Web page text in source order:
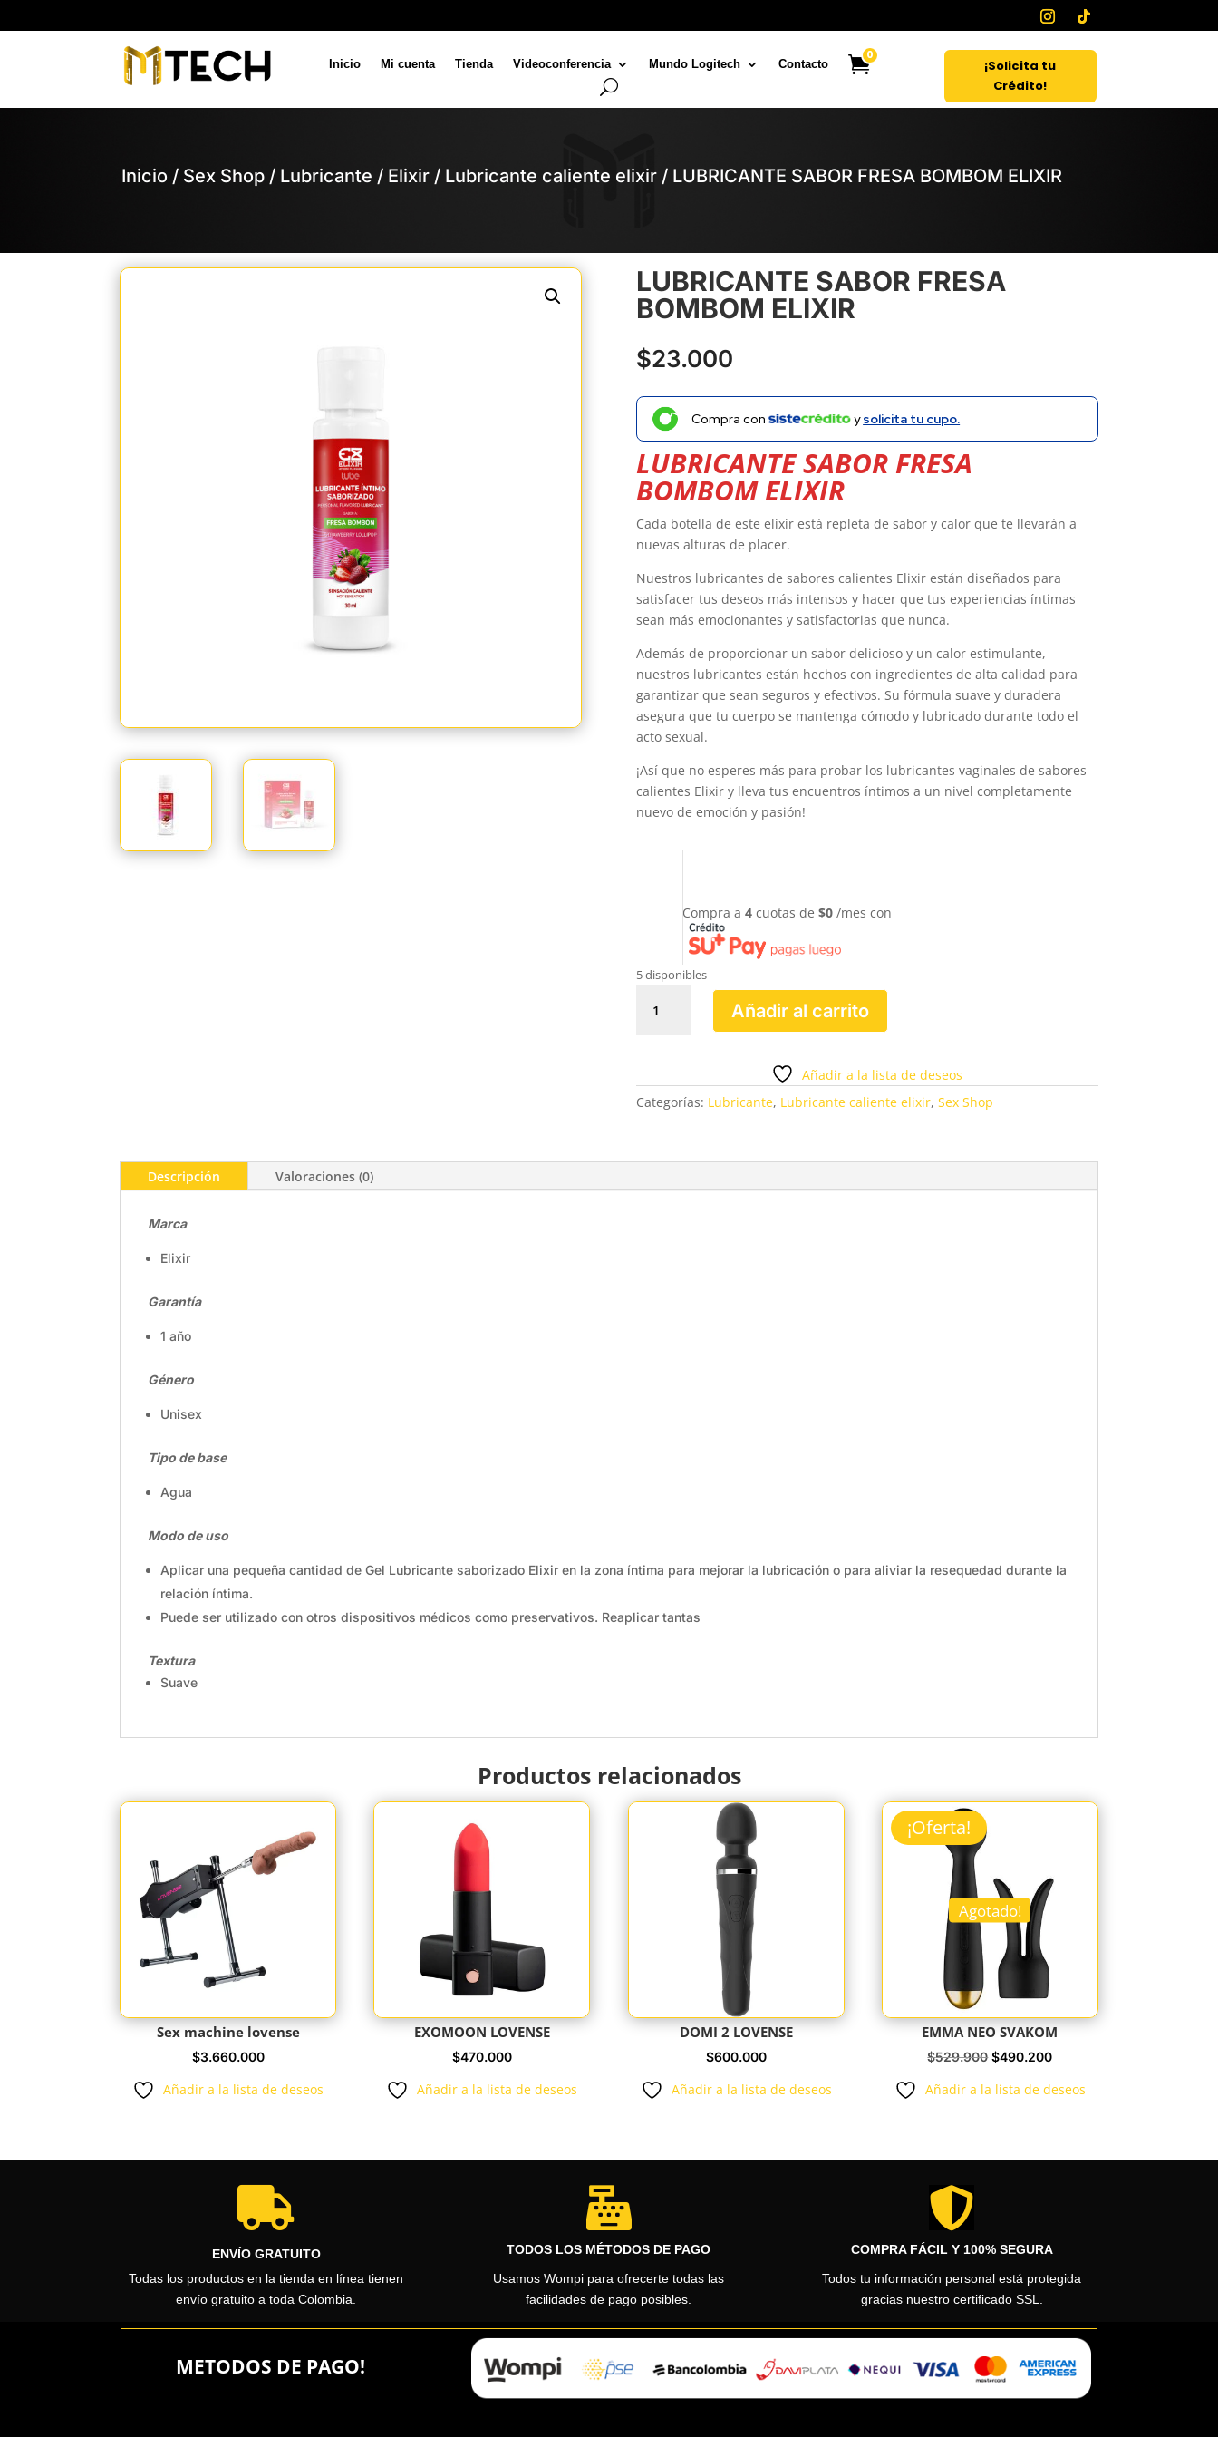
Inicio Mi cuenta Tienda Videoconferencia Mundo Logitech Contacto
0
¡Solicita tu
Crédito!
Inicio / Sex Shop / Lubricante / Elixir / Lubricante caliente elixir / LUBRICANTE SABOR FRESA BOMBOM ELIXIR
LUBRICANTE SABOR FRESA
BOMBOM ELIXIR
$23.000
Compra con ysolicita tu cupo.
LUBRICANTE SABOR FRESA
BOMBOM ELIXIR
Cada botella de este elixir está repleta de sabor y calor que te llevarán a
nuevas alturas de placer.
Nuestros lubricantes de sabores calientes Elixir están diseñados para
satisfacer tus deseos más intensos y hacer que tus experiencias íntimas
sean más emocionantes y satisfactorias que nunca.
Además de proporcionar un sabor delicioso y un calor estimulante,
nuestros lubricantes están hechos con ingredientes de alta calidad para
garantizar que sean seguros y efectivos. Su fórmula suave y duradera
asegura que tu cuerpo se mantenga cómodo y lubricado durante todo el
acto sexual.
¡Así que no esperes más para probar los lubricantes vaginales de sabores
calientes Elixir y lleva tus encuentros íntimos a un nivel completamente
nuevo de emoción y pasión!
Compra a 4cuotas de $0 /mes con
5 disponibles
SABOR
cantidad
Añadir al carrito
Añadir a la lista de deseos
Categorías: Lubricante, Lubricante caliente elixir, Sex Shop
Descripción Valoraciones (0)
Marca
Elixir
Garantía
1 año
Género
Unisex
Tipo de base
Agua
Modo de uso
Aplicar una pequeña cantidad de Gel Lubricante saborizado Elixir en la zona íntima para mejorar la lubricación o para aliviar la resequedad durante la
relación íntima.
Puede ser utilizado con otros dispositivos médicos como preservativos. Reaplicar tantas
Textura
Suave
Productos relacionados
Sex machine lovense
$3.660.000
Añadir a la lista de deseos
EXOMOON LOVENSE
$470.000
Añadir a la lista de deseos
DOMI 2 LOVENSE
$600.000
Añadir a la lista de deseos
¡Oferta!
Agotado!
EMMA NEO SVAKOM
$529.900 El
$490.200El
Añadir a la lista de deseos

ENVÍO GRATUITO
Todas los productos en la tienda en línea tienen
envío gratuito a toda Colombia.

TODOS LOS MÉTODOS DE PAGO
Usamos Wompi para ofrecerte todas las
facilidades de pago posibles.

COMPRA FÁCIL Y 100% SEGURA
Todos tu información personal está protegida
gracias nuestro certificado SSL.
METODOS DE PAGO!